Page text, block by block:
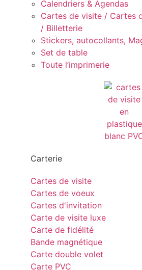
Calendriers & Agendas
Cartes de visite / Cartes
/ Billetterie
Stickers, autocollants,
Set de table
Toute l’imprimerie
Carterie
Cartes de visite
Cartes de voeux
Cartes d'invitation
Carte de visite luxe
Carte de fidélité
Bande magnétique
Carte double volet
Carte PVC